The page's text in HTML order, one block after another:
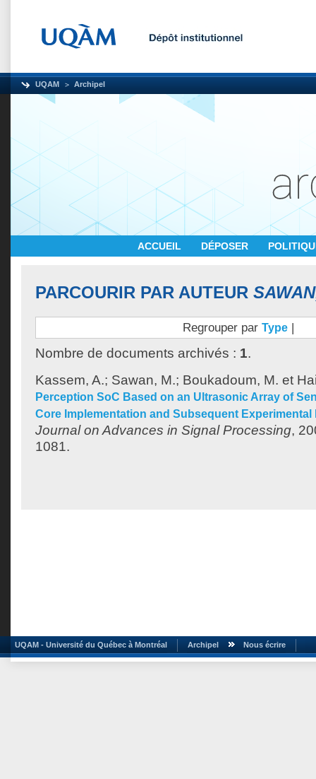
UQAM Archipel
ACCUEIL DÉPOSER
PARCOURIR PAR AUTEUR
Regrouper par Type |
Nombre de documents archivés : 1.
Kassem, A.; Sawan, M.; Boukadoum, M. et
Perception SoC Based on an Ultrasonic Array of
Core Implementation and Subsequent Experimental
Journal on Advances in Signal Processing,
1081.
UQAM - Université du Québec à Montréal Archipel Nous écrire